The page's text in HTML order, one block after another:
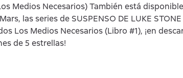
Medios Necesarios) También está
las series de SUSPENSO DE LUKE
Los Medios Necesarios (Libro #1), ¡en
de 5 estrellas!